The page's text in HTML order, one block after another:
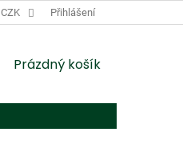
NÁHRADNÍ PLNĚNÍ
CZK Přihlášení
NÁKUPNÍ
Prázdný košík